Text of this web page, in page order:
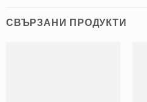
СВЪРЗАНИ ПРОДУКТИ